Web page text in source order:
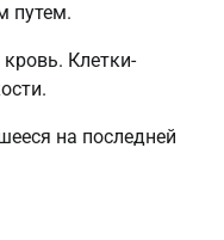
путем.
Клетки-
на последней